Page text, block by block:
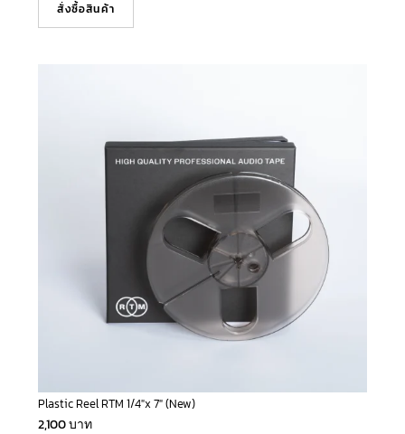
สั่งซื้อสินค้า
Plastic Reel RTM 1/4″x 7″ (New)
2,100บาท